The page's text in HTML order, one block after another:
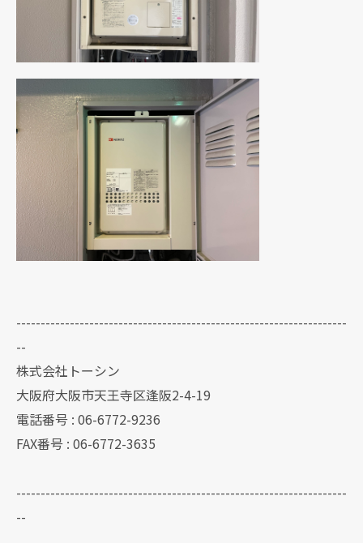
--------------------------------------------------------------------
--
株式会社トーシン
大阪府大阪市天王寺区逢阪2-4-19
電話番号 : 06-6772-9236
FAX番号 : 06-6772-3635
--------------------------------------------------------------------
--